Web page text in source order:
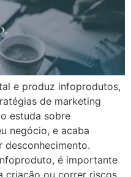
e produz infoprodutos,
de marketing
estuda sobre
negócio, e acaba
é importante